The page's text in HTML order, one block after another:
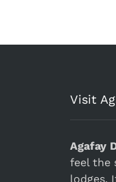
Visit
Agafay
feel the
lodges.